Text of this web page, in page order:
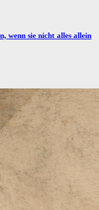
wenn sie nicht alles allein